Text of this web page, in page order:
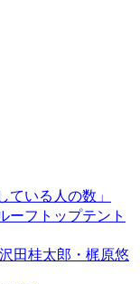
ている人の数」
ーフトップテント
田桂太郎・梶原悠